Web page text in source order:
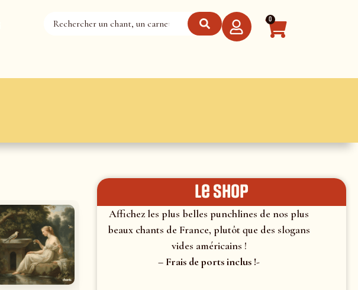
0
le shop
Affichez les plus belles punchlines de nos plus
beaux chants de France, plutôt que des slogans
vides américains !
– Frais de ports inclus !-